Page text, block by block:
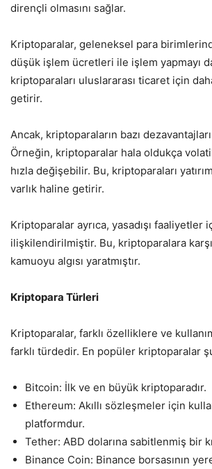
dirençli olmasını sağlar.
Kriptoparalar, geleneksel para
düşük işlem ücretleri ile işlem yapmayı
kriptoparaları uluslararası ticaret için
getirir.
Ancak, kriptoparaların bazı
Örneğin, kriptoparalar hala oldukça
hızla değişebilir. Bu, kriptoparaları
varlık haline getirir.
Kriptoparalar ayrıca, yasadışı faaliyetler
ilişkilendirilmiştir. Bu, kriptoparalara
kamuoyu algısı yaratmıştır.
Kriptopara Türleri
Kriptoparalar, farklı özelliklere ve
farklı türdedir. En popüler kriptoparalar
Bitcoin: İlk ve en büyük kriptoparadır.
Ethereum: Akıllı sözleşmeler için
platformdur.
Tether: ABD dolarına sabitlenmiş bir
Binance Coin: Binance borsasının